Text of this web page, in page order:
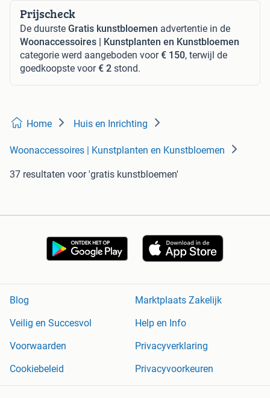
Prijscheck
De duurste Gratis kunstbloemen advertentie in de
Woonaccessoires | Kunstplanten en Kunstbloemen
categorie werd aangeboden voor€ 150, terwijl de
goedkoopste voor€ 2 stond.
Home Huis en Inrichting
Woonaccessoires | Kunstplanten en Kunstbloemen
37 resultaten voor 'gratis kunstbloemen'
Blog
Marktplaats Zakelijk
Veilig en Succesvol
Help en Info
Voorwaarden
Privacyverklaring
Cookiebeleid
Privacyvoorkeuren